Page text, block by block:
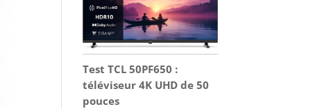
Test TCL 50PF650 :
téléviseur 4K UHD de 50
pouces